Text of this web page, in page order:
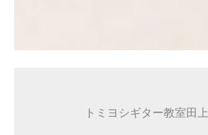
トミヨシギター教室田